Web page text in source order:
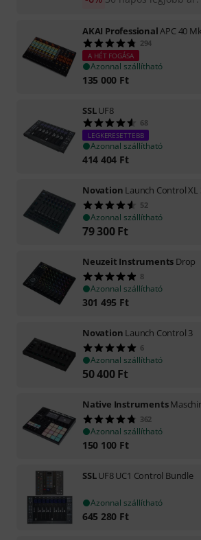
AKAI ProfessionalAPC 40
294
A HÉT FOGÁSA
Azonnal szállítható
135 000 Ft
SSLUF8
68
LEGKERESETTEBB
Azonnal szállítható
414 404 Ft
Novation Launch Control XL
52
Azonnal szállítható
79 300 Ft
Neuzeit Instruments Drop
8
Azonnal szállítható
301 495 Ft
Novation Launch Control 3
6
Azonnal szállítható
50 400 Ft
Native Instruments
362
Azonnal szállítható
150 100 Ft
SSLUF8 UC1 Control Bundle
Azonnal szállítható
645 280 Ft